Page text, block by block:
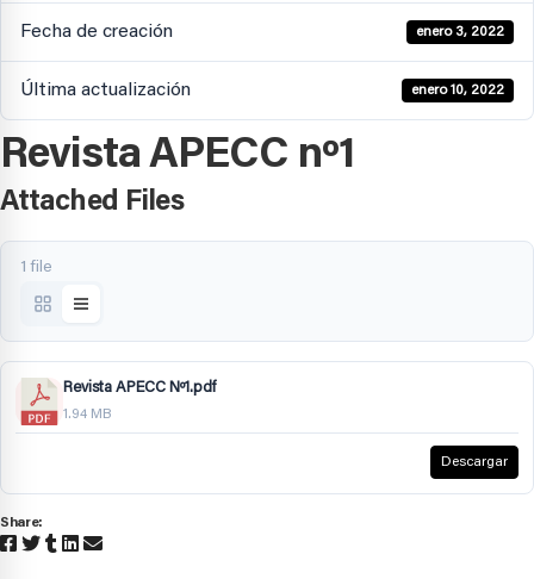
Fecha de creación enero 3, 2022
Última actualización enero 10, 2022
Revista APECC nº1
Attached Files
1 file
Revista APECC Nº1.pdf
1.94 MB
Descargar
Share: